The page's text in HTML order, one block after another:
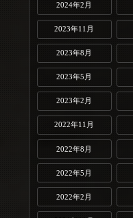
2024年2月
2023年11月
2023年8月
2023年5月
2023年2月
2022年11月
2022年8月
2022年5月
2022年2月